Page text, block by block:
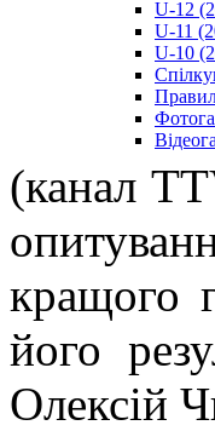
U-12
U-11
U-10
(канал
кращого
його
Олексій